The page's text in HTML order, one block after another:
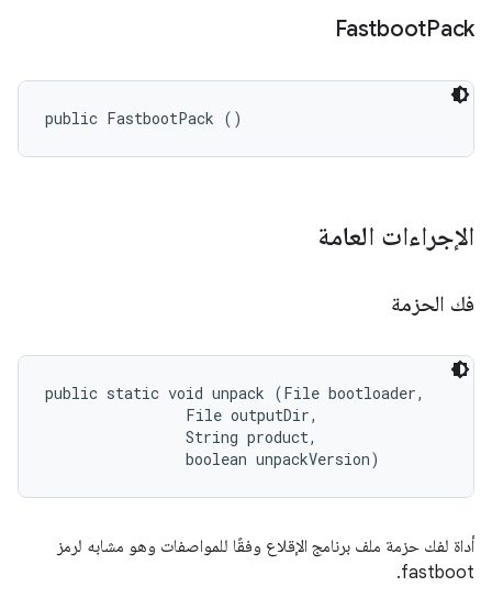
FastbootPack
public FastbootPack ()
الإجراءات العامة
فك الحزمة
public static void unpack (File bootloader,
                File outputDir,
                String product,
                boolean unpackVersion)
أداة لفك حزمة ملف برنامج الإقلاع وفقًا للمواصفات وهو مشابه لرمز
fastboot.